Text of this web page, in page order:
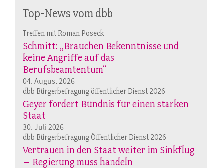
Top-News vom dbb
Treffen mit Roman Poseck
Schmitt: „Brauchen Bekenntnisse und
keine Angriffe auf das
Berufsbeamtentum“
04. August 2026
dbb Bürgerbefragung öffentlicher Dienst 2026
Geyer fordert Bündnis für einen starken
Staat
30. Juli 2026
dbb Bürgerbefragung Öffentlicher Dienst 2026
Vertrauen in den Staat weiter im Sinkflug
– Regierung muss handeln